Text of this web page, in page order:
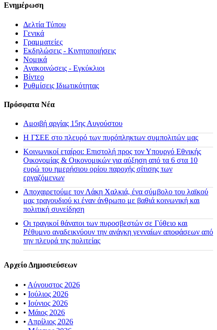
Ενημέρωση
Δελτία Τύπου
Γενικά
Γραμματείες
Εκδηλώσεις - Κινητοποιήσεις
Νομικά
Ανακοινώσεις - Εγκύκλιοι
Βίντεο
Ρυθμίσεις Ιδιωτικότητας
Πρόσφατα Νέα
Αμοιβή αργίας 15ης Αυγούστου
H ΓΣΕΕ στο πλευρό των πυρόπληκτων συμπολιτών μας
Κοινωνικοί εταίροι: Επιστολή προς τον Υπουργό Εθνικής
Οικονομίας & Οικονομικών για αύξηση από τα 6 στα 10
ευρώ του ημερήσιου ορίου παροχής σίτισης των
εργαζόμενων
Αποχαιρετούμε τον Λάκη Χαλκιά, ένα σύμβολο του λαϊκού
μας τραγουδιού κι έναν άνθρωπο με βαθιά κοινωνική και
πολιτική συνείδηση
Οι τραγικοί θάνατοι των πυροσβεστών σε Γύθειο και
Ρέθυμνο αναδεικνύουν την ανάγκη γενναίων αποφάσεων από
την πλευρά της πολιτείας
Αρχείο Δημοσιεύσεων
• Αύγουστος 2026
• Ιούλιος 2026
• Ιούνιος 2026
• Μάιος 2026
• Απρίλιος 2026